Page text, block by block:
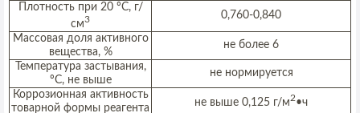
Плотность при 20 ºС, г/
см3 0,760-0,840
Массовая доля активного
вещества, %
не более 6
Температура застывания,
ºС, не выше
не нормируется
Коррозионная активность
товарной формы реагента
не выше 0,125 г/м2•ч